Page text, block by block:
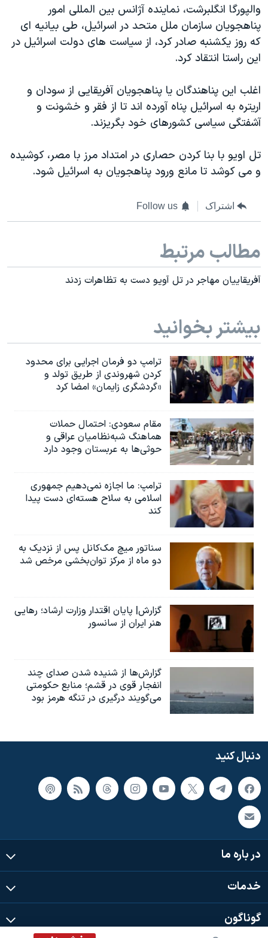
والپورگا انگلبرشت، نماینده آژانس بین المللی امور
پناهجویان سازمان ملل متحد در اسرائیل، طی بیانیه ای
که روز یکشنبه صادر کرد، از سیاست های دولت اسرائیل در
این راستا انتقاد کرد.
اغلب این پناهندگان یا پناهجویان آفریقایی از سودان و
اریتره به اسرائیل پناه آورده اند تا از فقر و خشونت و
آشفتگی سیاسی کشورهای خود بگریزند.
تل اویو با بنا کردن حصاری در امتداد مرز با مصر، کوشیده
و می کوشد تا مانع ورود پناهجویان به اسرائیل شود.
اشتراک Follow us
مطالب مرتبط
آفریقاییان مهاجر در تل آویو دست به تظاهرات زدند
بیشتر بخوانید
ترامپ دو فرمان اجرایی برای محدود
کردن شهروندی از طریق تولد و
«گردشگری زایمان» امضا کرد
مقام سعودی: احتمال حملات
هماهنگ شبه‌نظامیان عراقی و
حوثی‌ها به عربستان وجود دارد
ترامپ: ما اجازه نمی‌دهیم جمهوری
اسلامی به سلاح هسته‌ای دست پیدا
کند
سناتور میچ مک‌کانل پس از نزدیک به
دو ماه از مرکز توان‌بخشی مرخص شد
گزارش| پایان اقتدار وزارت ارشاد؛ رهایی
هنر ایران از سانسور
گزارش‌ها از شنیده شدن صدای چند
انفجار قوی در قشم؛ منابع حکومتی
می‌گویند درگیری در تنگه هرمز بود
دنبال کنید
در باره ما
خدمات
گوناگون